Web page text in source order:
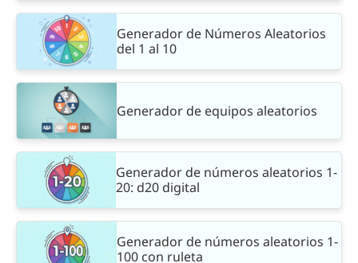
Generador de Números Aleatorios
del 1 al 10
Generador de equipos aleatorios
Generador de números aleatorios 1-
20: d20 digital
Generador de números aleatorios 1-
100 con ruleta